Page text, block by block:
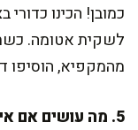
כמובן! הכינו
לשקית אטומה.
מהמקפיא, הוסיפו
5. מה עושים אם אין לי שוקולד קצוץ?